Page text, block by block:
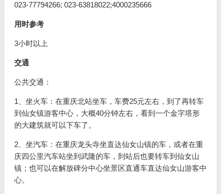
023-77794266; 023-63818022;4000235666
用时参考
3小时以上
交通
公共交通：
1、坐火车：在重庆北站坐车，车费25元左右，到了再转车
到仙女镇游客中心，大概40分钟左右，看到一个金字塔形
的大建筑就可以下车了。
2、坐汽车：在重庆龙头寺坐直达仙女山镇的车，或者在重
庆四公里汽车站坐到武隆的车，到站后也要转车到仙女山
镇；也可以在解放碑分中心坐景区直通车直达仙女山游客中
心。